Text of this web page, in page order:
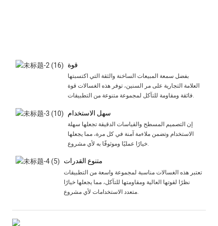
قوة
بفضل سمعة المبيعات الساخنة والثقة التي اكتسبتها
العلامة التجارية على مر السنين، توفر هذه الغسالات قوة
فائقة ومقاومة للتآكل لمجموعة متنوعة من التطبيقات.
سهل الاستخدام
إن التصميم المسطح والقياسات الدقيقة تجعلها سهلة
الاستخدام وتضمن ملاءمة آمنة في كل مرة، مما يجعلها
خيارًا عمليًا وموثوقًا به لأي مشروع.
متنوع القدرات
تعتبر هذه الغسالات مناسبة لمجموعة واسعة من التطبيقات
نظرًا لقوتها العالية ومقاومتها للتآكل، مما يجعلها خيارًا
متعدد الاستخدامات لأي مشروع.